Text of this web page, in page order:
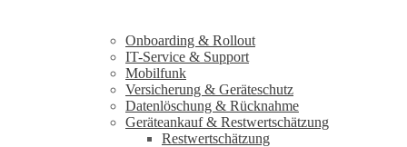
Onboarding & Rollout
IT-Service & Support
Mobilfunk
Versicherung & Geräteschutz
Datenlöschung & Rücknahme
Geräteankauf & Restwertschätzung
Restwertschätzung